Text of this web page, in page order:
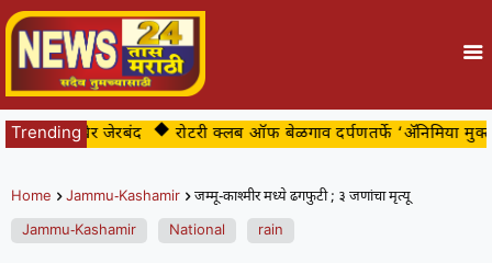
Trending
अखेर जेरबंद रोटरी क्लब ऑफ बेळगाव दर्पणतर्फे ‘ॲनिमिया मुक्त
Home Jammu-Kashamir
जम्‍मू-काश्मीर मध्ये ढगफुटी ; ३ जणांचा मृत्यू
Jammu-Kashamir
National rain